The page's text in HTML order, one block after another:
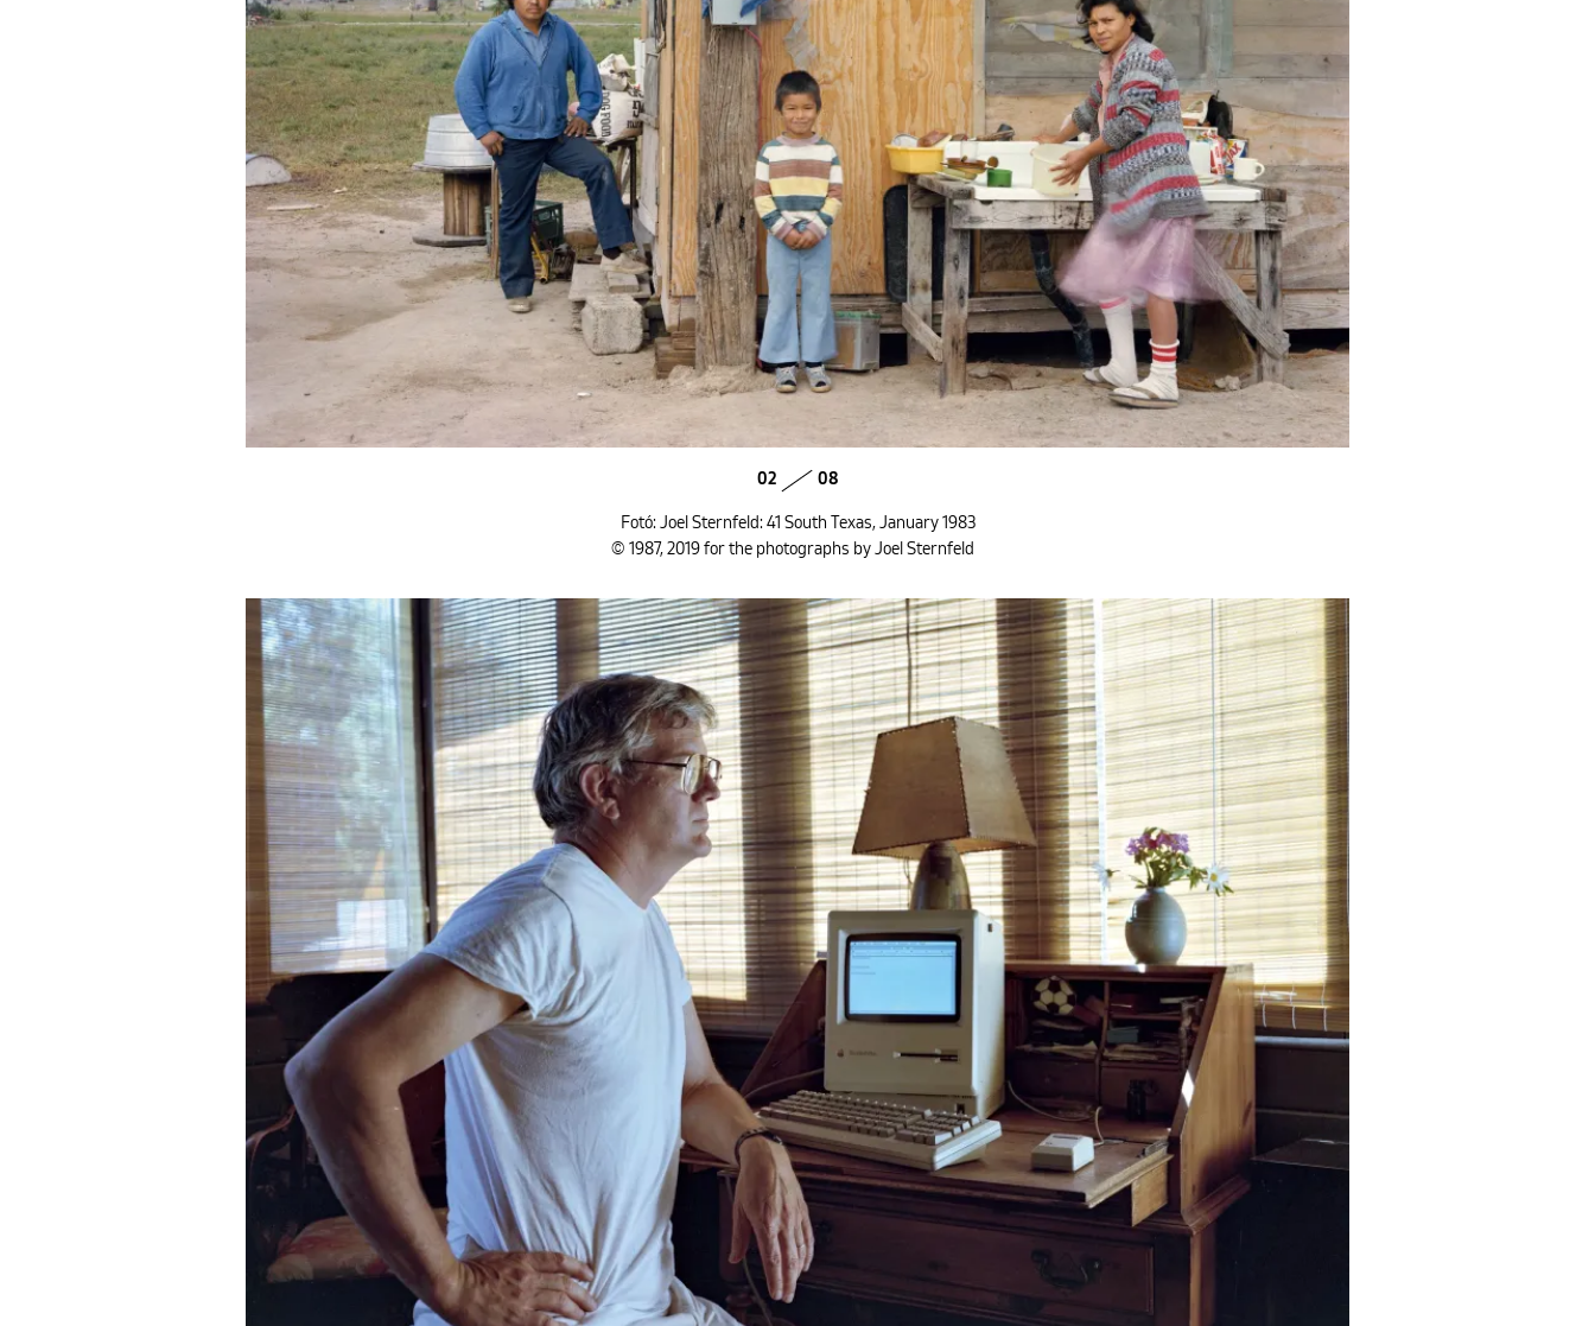
02 08
Fotó: Joel Sternfeld: 41 South Texas, January 1983
© 1987, 2019 for the photographs by Joel Sternfeld